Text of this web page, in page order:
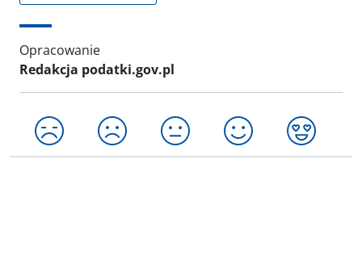
Opracowanie
Redakcja podatki.gov.pl